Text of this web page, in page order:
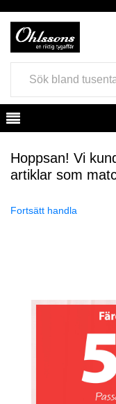
Hoppsan! Vi
artiklar som
Fortsätt handla